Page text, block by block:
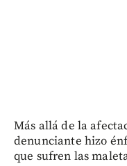
Más allá de la
denunciante hizo
que sufren las